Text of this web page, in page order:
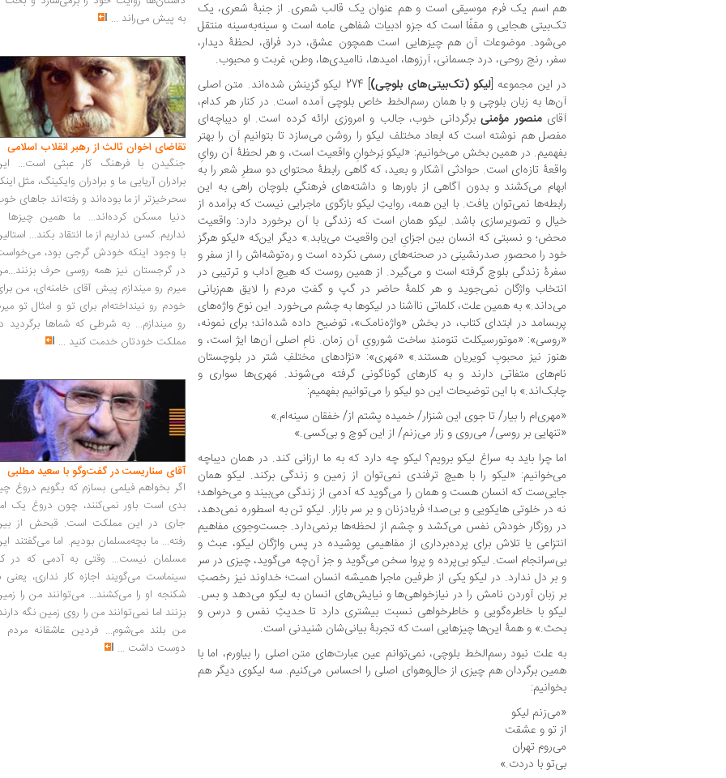
هم اسم یک فرم موسیقی است و هم عنوان یک قالب شعری. از جنبۀ شعری، یک
تک‌بیتی هجایی و مقفًا است که جزو ادبیات شفاهی عامه است و سینه‌به‌سینه منتقل
می‌شود. موضوعات آن هم چیزهایی است همچون عشق، درد فراق، لحظۀ دیدار،
سفر، رنج روحی، درد جسمانی، آرزوها، امیدها، ناامیدی‌ها، وطن، غربت و محبوب.
در این مجموعه [لیکو (تک‌بیتی‌های بلوچی)
] 274 لیکو گزینش شده‌اند. متن اصلی
آن‌ها به زبان بلوچی و با همان رسم‌الخط خاص بلوچی آمده است. در کنار هر کدام،
آقایمنصور مؤمنی برگردانی خوب، جالب و امروزی ارائه کرده است. او دیباچه‌ای
مفصل هم نوشته است که ابعاد مختلف لیکو را روشن می‌سازد تا بتوانیم آن را بهتر
بفهمیم. در همین بخش می‌خوانیم: «لیکو بَرخوانِ واقعیت است، و هر لحظۀ آن روایِ
واقعۀ تازه‌ای است. حوادثی آشکار و بعید، که گاهی رابطۀ محتوای دو سطرِ شعر را به
ابهام می‌کشند و بدون آگاهی از باورها و داشته‌های فرهنگیِ بلوچان راهی به این
رابطه‌ها نمی‌توان یافت. با این همه، روایتِ لیکو بازگوی ماجرایی نیست که برآمده از
خیال و تصویرسازی باشد. لیکو همان است که زندگی با آن برخورد دارد: واقعیت
محض؛ و نسبتی که انسان بین اجزایِ این واقعیت می‌یابد.» دیگر این‌که «لیکو هرگز
خود را محصورِ صدرنشینی در صحنه‌های رسمی نکرده است و ره‌توشه‌اش را از سفر و
سفرۀ زندگی بلوچ گرفته است و می‌گیرد. از همین روست که هیچ آداب و ترتیبی در
انتخاب واژگان نمی‌جوید و هر کلمۀ حاضر در گپ و گفتِ مردم را لایق هم‌زبانی
می‌داند.» به همین علت، کلماتی ناآشنا در لیکوها به چشم می‌خورد. این نوع واژه‌های
پربسامد در ابتدای کتاب، در بخش «واژه‌نامک»، توضیح داده شده‌اند؛ برای نمونه،
«روسی»: «موتورسیکلت تنومندِ ساخت شورویِ آن زمان. نامِ اصلی آن‌ها ایژ است، و
هنوز نیز محبوبِ کویریان هستند.» «مَهری»: «نژادهای مختلفِ شتر در بلوچستان
نام‌های متفاتی دارند و به کارهای گوناگونی گرفته می‌شوند. مَهری‌ها سواری و
چابک‌اند.» با این توضیحات این دو لیکو را می‌توانیم بفهمیم:
«مهری‌ام را بیار/ تا جوی این شنزار/ خمیده پشتم از/ خفقان سینه‌ام.»
«تنهایی بر روسی/ می‌روی و زار می‌زنم/ از این کوچ و بی‌کسی.»
اما چرا باید به سراغ لیکو برویم؟ لیکو چه دارد که به ما ارزانی کند. در همان دیباچه
می‌خوانیم: «لیکو را با هیچ ترفندی نمی‌توان از زمین و زندگی برکند. لیکو همان
جایی‌ست که انسان هست و همان را می‌گوید که آدمی از زندگی می‌بیند و می‌خواهد؛
نه در خلوتی هایکویی و بی‌صدا؛ فریادزنان و بر سر بازار. لیکو تن به اسطوره نمی‌دهد،
در روزگار خودش نفس می‌کشد و چشم از لحظه‌ها برنمی‌دارد. جست‌وجوی مفاهیم
انتزاعی یا تلاش برای پرده‌برداری از مفاهیمی پوشیده در پس واژگان لیکو، عبث و
بی‌سرانجام است. لیکو بی‌پرده و پروا سخن می‌گوید و جز آن‌چه می‌گوید، چیزی در سر
و بر دل ندارد. در لیکو یکی از طرفین ماجرا همیشه انسان است؛ خداوند نیز رخصتِ
بر زبان آوردن نامش را در نیازخواهی‌ها و نیایش‌های انسان به لیکو می‌دهد و بس.
لیکو با خاطره‌گویی و خاطرخواهی نسبت بیشتری دارد تا حدیثِ نفس و درس و
بحث.» و همۀ این‌ها چیزهایی است که تجربۀ بیانی‌شان شنیدنی است.
به علت نبود رسم‌الخط بلوچی، نمی‌توانم عین عبارت‌های متن اصلی را بیاورم، اما با
همین برگردان هم چیزی از حال‌وهوای اصلی را احساس می‌کنیم. سه لیکوی دیگر هم
بخوانیم:
«می‌زنم لیکو
از تو و عشقت
می‌روم تهران
بی‌تو با دردت.»
به پیش می‌راند ...
تقاضای اخوان ثالث از رهبر انقلاب اسلامی
جنگیدن با فرهنگ کار عبثی است...
برادران آریایی ما و برادران وایکینگ، مثل
سحرخیزتر از ما بوده‌اند و رفته‌اند جاهای
دنیا مسکن کرده‌اند... ما همین چیزها
نداریم. کسی نداریم از ما انتقاد بکند...
با وجود اینکه خودش گرجی بود،
در گرجستان نیز همه روسی حرف
میرم رو میندازم پیش آقای خامنه‌ای، من
خودم رو نینداخته‌ام برای تو و امثال تو
رو میندازم... به شرطی که شماها برگردید
مملکت خودتان خدمت کنید ...
آقای سناریست در گفت‌وگو با سعید مطلبی
اگر بخواهم فیلمی بسازم که بگویم دروغ
بدی است باور نمی‌کنند، چون دروغ یک
جاری در این مملکت است. قبحش از
رفته... ما بچه‌مسلمان بودیم. اما می‌گفتند
مسلمان نیست... وقتی به آدمی که در
سینماست می‌گویند اجازه کار نداری، یعنی
شکنجه او را می‌کشند... می‌توانند من را
بزنند اما نمی‌توانند من را روی زمین نگه
من بلند می‌شوم... فردین عاشقانه مردم
دوست داشت ...